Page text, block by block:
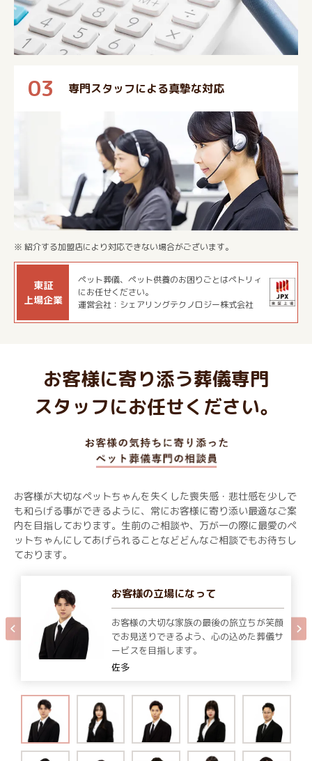
03 専門スタッフによる真摯な対応
※ 紹介する加盟店により対応できない場合がございます。
東証
上場企業
ペット葬儀、ペット供養のお困りごとはペトリィ
にお任せください。
運営会社：シェアリングテクノロジー株式会社
お客様に寄り添う葬儀専門
スタッフにお任せください。
お客様が大切なペットちゃんを失くした喪失感・悲壮感を少しで
も和らげる事ができるように、常にお客様に寄り添い最適なご案
内を目指しております。生前のご相談や、万が一の際に最愛のペ
ットちゃんにしてあげられることなどどんなご相談でもお待ちし
ております。
お客様の立場になって
お客様の大切な家族の最後の旅立ちが笑顔
でお見送りできるよう、心の込めた葬儀サ
ービスを目指します。
佐多